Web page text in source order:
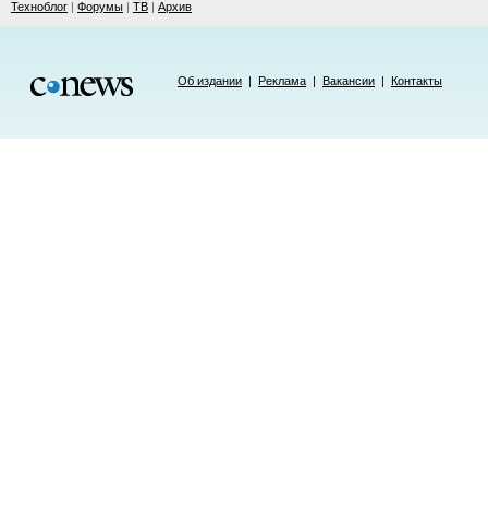
Техноблог | Форумы | ТВ | Архив
Об издании | Реклама | Вакансии | Контакты